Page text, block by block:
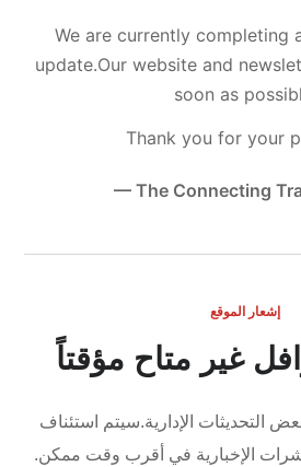
We are currently completing
update.Our website and
soon as
Thank you for your
— The Connecting
إشعار الموقع
غير متاح مؤقتاً
التحديثات الإدارية.سيتم استئناف
الإخبارية في أقرب وقت ممكن.